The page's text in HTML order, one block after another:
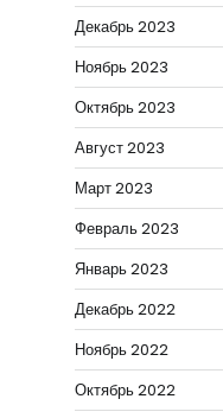
Декабрь 2023
Ноябрь 2023
Октябрь 2023
Август 2023
Март 2023
Февраль 2023
Январь 2023
Декабрь 2022
Ноябрь 2022
Октябрь 2022